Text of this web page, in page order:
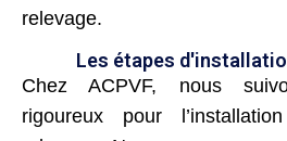
relevage.
Les étapes
Chez ACPVF, nous
rigoureux pour